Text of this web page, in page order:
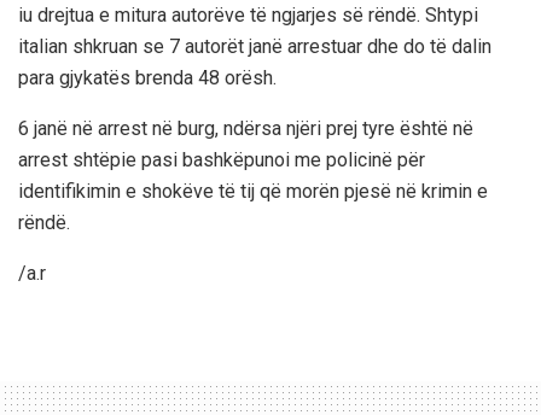
iu drejtua e mitura autorëve të ngjarjes së rëndë. Shtypi
italian shkruan se 7 autorët janë arrestuar dhe do të dalin
para gjykatës brenda 48 orësh.
6 janë në arrest në burg, ndërsa njëri prej tyre është në
arrest shtëpie pasi bashkëpunoi me policinë për
identifikimin e shokëve të tij që morën pjesë në krimin e
rëndë.
/a.r